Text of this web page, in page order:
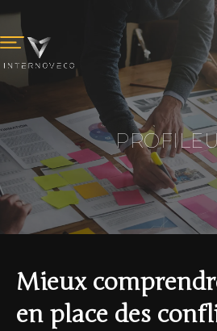
Mieux
en place des